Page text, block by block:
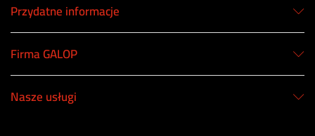
Przydatne informacje
Firma GALOP
Nasze usługi